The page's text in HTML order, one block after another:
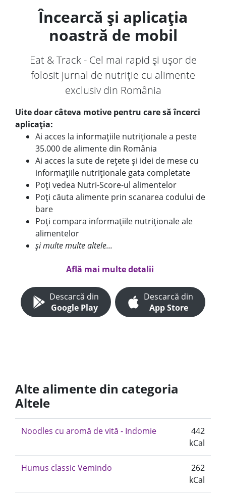
Încearcă și aplicația
noastră de mobil
Eat & Track - Cel mai rapid și ușor de
folosit jurnal de nutriție cu alimente
exclusiv din România
Uite doar câteva motive pentru care să încerci
aplicația:
Ai acces la informațiile nutriționale a peste
35.000 de alimente din România
Ai acces la sute de rețete și idei de mese cu
informațiile nutriționale gata completate
Poți vedea Nutri-Score-ul alimentelor
Poți căuta alimente prin scanarea codului de
bare
Poți compara informațiile nutriționale ale
alimentelor
și multe multe altele...
Află mai multe detalii
Descarcă din
Google Play
Descarcă din
App Store
Alte alimente din categoria
Altele
Noodles cu aromă de vită - Indomie
442
kCal
Humus classic Vemindo
262
kCal